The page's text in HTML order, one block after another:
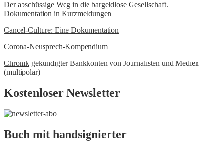
Der abschüssige Weg in die bargeldlose Gesellschaft.
Dokumentation in Kurzmeldungen
Cancel-Culture: Eine Dokumentation
Corona-Neusprech-Kompendium
Chronik gekündigter Bankkonten von Journalisten und Medien
(multipolar)
Kostenloser Newsletter
Buch mit handsignierter